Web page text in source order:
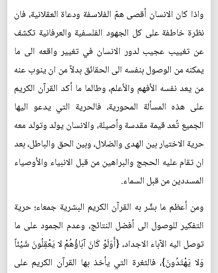
واذا كان الانسان أقصى همّ الفلاسفة ودعاة العقلانية، فان
نظرة خاطفة على كل الجهود الفلسفية والعرفانية تكشف
عن تغييب عجيب لدور الانسان في تغيير واقعه الى ما
يمكنه من الوصول بنفسه الى الحقائق بدلاً من ان ينوب عنه
من يعد نفسه الأفهم والأعلم، وطالما ما أكد القرآن الكريم
على هذه المسألة المحورية، فالحرية التي يدعو اليها
الجميع تُعد قيمة مقدسة وأصيلة، والانسان يولد وتولد معه
حرية الاختيار بين الهدى والضلال، وبين الحق والباطل، بعد
ان تقام عليه الحجج والبراهين من قبل الانبياء والأوصياء
المسددين من قبل السماء.
ومن أعظم ما بشّر به القرآن الكريم البشرية جمعاء؛ حرية
التفكير للوصول الى أفضل النتائج، وعدم الجمود على ما
توصل اليه الآباء الاجداد، {أَوَلَوْ كَانَ آبَاؤُهُمْ لا يَعْقِلُونَ شَيْئاً
وَلا يَهْتَدُونَ}، فالثغرة التي يأخذ بها القرآن الكريم على